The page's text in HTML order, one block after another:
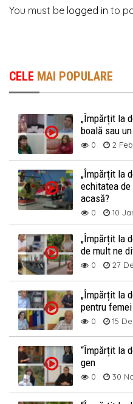
You must be logged in to
CELE MAI POPULARE
„Împărțit la
boală sau
0 2
„Împărțit la
echitatea
acasă?
0 10
„Împărțit la
de mult ne
0 27
„Împărțit la
pentru
0 15
“Împărțit la
gen
0 30